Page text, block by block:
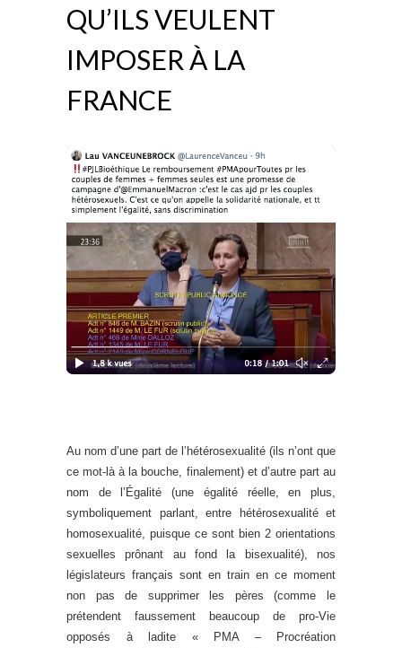
QU’ILS VEULENT
IMPOSER À LA
FRANCE
Au nom d’une part de l’hétérosexualité (ils n’ont que
ce mot-là à la bouche, finalement) et d’autre part au
nom de l’Égalité (une égalité réelle, en plus,
symboliquement parlant, entre hétérosexualité et
homosexualité, puisque ce sont bien 2 orientations
sexuelles prônant au fond la bisexualité), nos
législateurs français sont en train en ce moment
non pas de supprimer les pères (comme le
prétendent faussement beaucoup de pro-Vie
opposés à ladite « PMA – Procréation